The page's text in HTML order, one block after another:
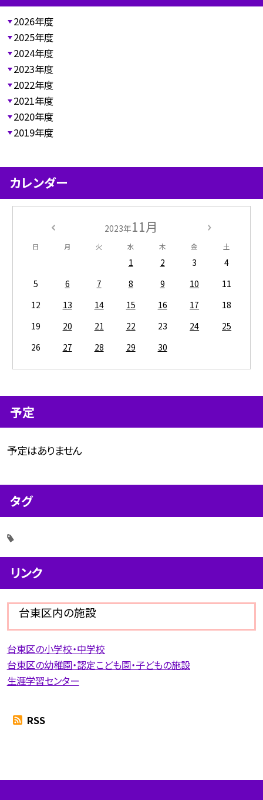
2026年度
2025年度
2024年度
2023年度
2022年度
2021年度
2020年度
2019年度
カレンダー
2023年11月
日 月 火 水 木 金 土
1 2 3
4
5
6 7 8 9 10
11
12
13 14 15 16 17
18
19
20 21 22 23 24
25
26
27 28 29 30
予定
予定はありません
タグ
リンク
台東区内の施設
台東区の小学校・中学校
台東区の幼稚園・認定こども園・子どもの施設
生涯学習センター
RSS